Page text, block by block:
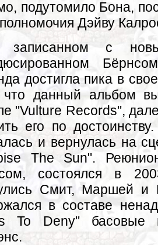
подутомило Бона,
Дэйву
записанном с
достигла пика в
что данный альбом
"Vulture Records",
его по
и вернулась на
The Sun".
состоялся в
Смит, Маршей и
в составе
To Deny" басовые